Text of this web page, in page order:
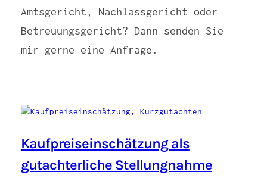
Amtsgericht, Nachlassgericht oder
Betreuungsgericht? Dann senden Sie
mir gerne eine Anfrage.
Kaufpreiseinschätzung als
gutachterliche Stellungnahme